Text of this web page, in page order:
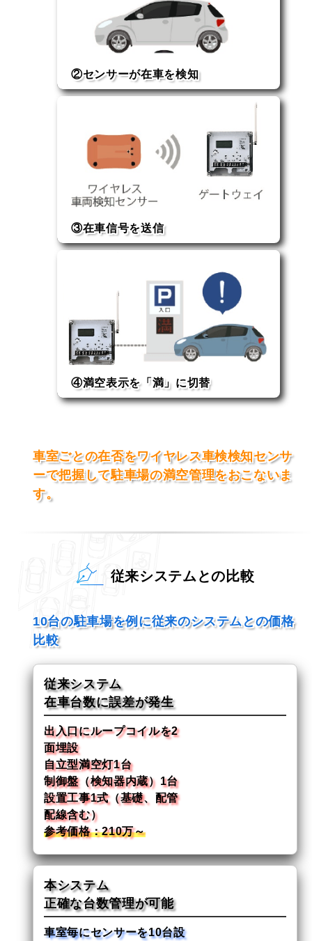
②センサーが在車を検知
③在車信号を送信
④満空表示を「満」に切替
車室ごとの在否をワイヤレス車検検知センサ
ーで把握して駐車場の満空管理をおこないま
す。
従来システムとの比較
10台の駐車場を例に従来のシステムとの価格
比較
従来システム
在車台数に誤差が発生
出入口にループコイルを2
面埋設
自立型満空灯1台
制御盤（検知器内蔵）1台
設置工事1式（基礎、配管
配線含む）
参考価格：210万～
本システム
正確な台数管理が可能
車室毎にセンサーを10台設